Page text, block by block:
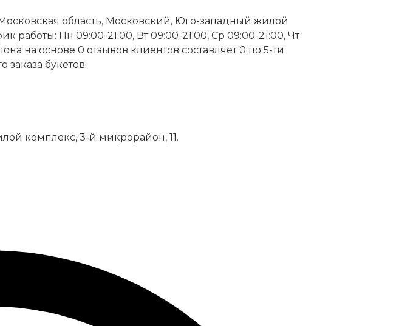
область, Московский, Юго-западный жилой
работы: Пн 09:00-21:00, Вт 09:00-21:00, Ср 09:00-21:00, Чт
на основе 0 отзывов клиентов составляет 0 по 5-ти
букетов.
комплекс, 3-й микрорайон, 11.